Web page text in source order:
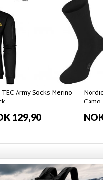
TEC Army Socks Merino -
129,90
Nordic
Camo
NOK